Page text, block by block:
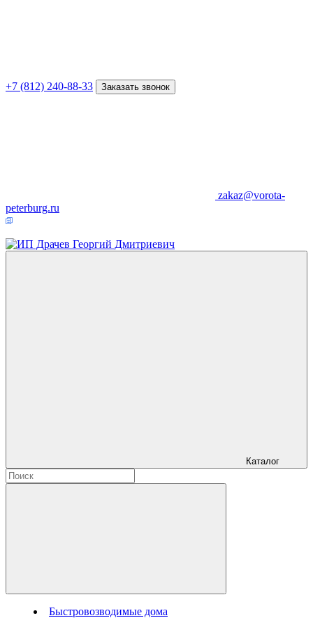
+7 (812) 240-88-33 Заказать звонок
zakaz@vorota-
peterburg.ru
Каталог
Быстровозводимые дома